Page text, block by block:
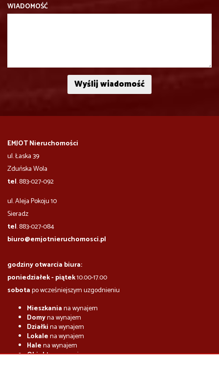
WIADOMOŚĆ
EMJOT Nieruchomości
ul. Łaska 39
Zduńska Wola
tel. 883-027-092
ul. Aleja Pokoju 10
​​​​​Sieradz
tel. 883-027-084
biuro@emjotnieruchomosci.pl
godziny otwarcia biura:
poniedziałek - piątek10.00-17.00
sobotapo wcześniejszym uzgodnieniu
Mieszkaniana wynajem
Domyna wynajem
Działkina wynajem
Lokalena wynajem
Halena wynajem
Obiektyna wynajem